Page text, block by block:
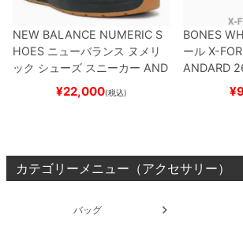
NEW BALANCE NUMERIC S
HOES ニューバランス ヌメリ
ック シューズ スニーカー AND
REW REYNOLDS 933
BROWN/BLACKスケート
¥22,000(税込)
BONES
ール X-
ANDARD
ボード ス¥
カテゴリーメニュー（アクセサリー）
バッグ